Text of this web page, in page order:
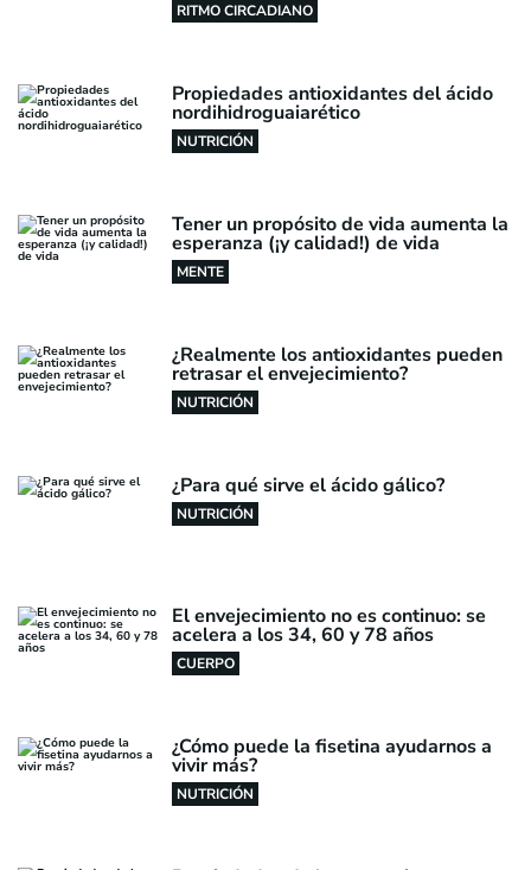
RITMO CIRCADIANO
Propiedades antioxidantes del ácido
nordihidroguaiarético
NUTRICIÓN
Tener un propósito de vida aumenta la
esperanza (¡y calidad!) de vida
MENTE
¿Realmente los antioxidantes pueden
retrasar el envejecimiento?
NUTRICIÓN
¿Para qué sirve el ácido gálico?
NUTRICIÓN
El envejecimiento no es continuo: se
acelera a los 34, 60 y 78 años
CUERPO
¿Cómo puede la fisetina ayudarnos a
vivir más?
NUTRICIÓN